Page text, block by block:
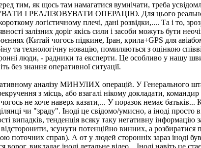
перед тим, як щось там намагатися вумнічати,
І РЕАЛІЗОВУВАТИ ОПЕРАЦІЮ. Для цього
логістичному плечі, дані розвідки,.... Та і то,
залізних доріг якісь сили і засоби можуть бути
(Китай чогось підкине, Іран, крила+GPS для
та технологічну новацію, помиляються з оцінкою
люди, - радники та експерти. Це особливо у нашу
без знання оперативної ситуації.
аналізу МИНУЛИХ операцій. У Генерального
з місць, або взагалі нікому докладати,
не хоче наверх казати,... У поразок немає батьків...
чи "зраду". Іноді це свідомо/умисно, а іноді просто
випадків, тенденція всяку таку негативну
зсунути потенційно винних, а розбиратися
поточних справ). А от у людей сторонніх зараз іноді